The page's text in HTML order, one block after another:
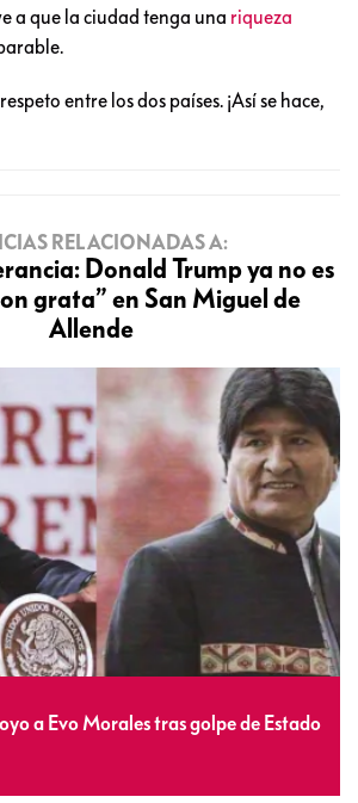
a que la ciudad tenga una riqueza
entre los dos países. ¡Así se hace,
RELACIONADAS A:
Donald Trump ya no es
grata” en San Miguel de
Allende
a Evo Morales tras golpe de Estado